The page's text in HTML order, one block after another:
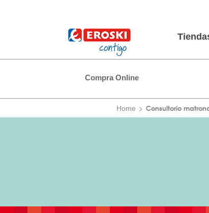
Compra Online
Home Consultorio